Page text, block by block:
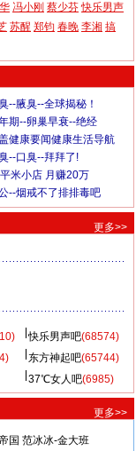
冯小刚 蔡少芬 快乐男声
苏醒 郑钧 春晚 李湘 搞
--腋臭--全球揭秘！
期--卵巢早衰--绝经
健康要闻健康生活导航
--口臭--拜拜了!
米小店 月赚20万
--烟戒不了排排毒吧
更多>>
快乐男声吧(68574)
东方神起吧(65744)
37℃女人吧(6985)
更多>>
国 范冰冰-金大班